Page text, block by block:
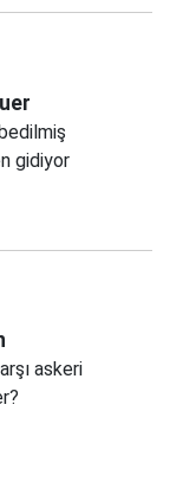
gidiyor
askeri